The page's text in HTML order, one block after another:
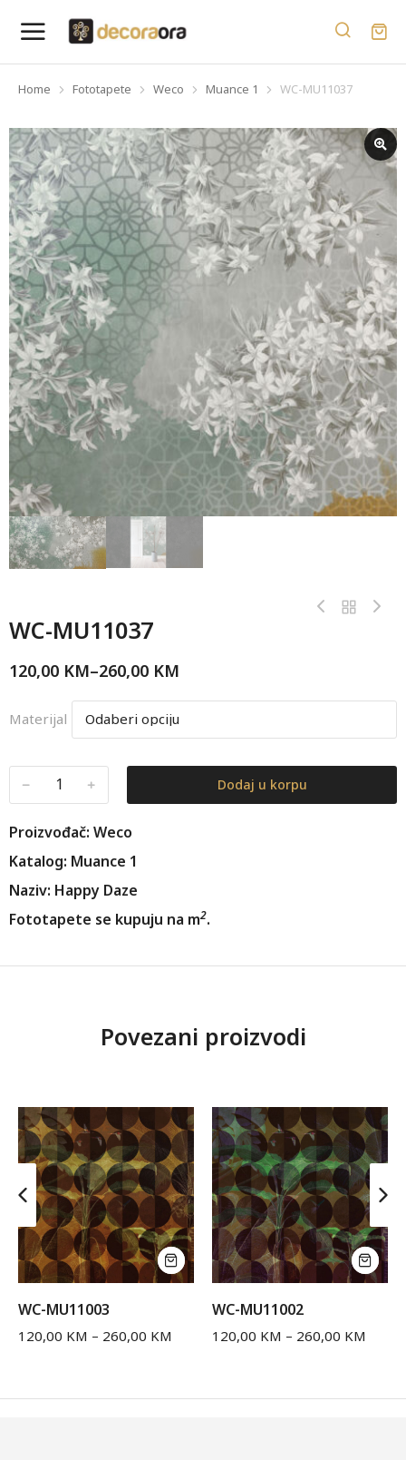
You are here:
Home Fototapete Weco Muance 1 WC-MU11037
WC-MU11037
120,00 KM–260,00 KM
Materijal
﹣ ﹢ Dodaj u korpu
Proizvođač: Weco
Katalog: Muance 1
Naziv: Happy Daze
Fototapete se kupuju na m2.
Povezani proizvodi
WC-MU11003
120,00 KM – 260,00 KM
WC-MU11002
120,00 KM – 260,00 KM